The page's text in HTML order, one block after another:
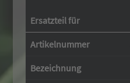
Ersatzteil für
Artikelnummer
Bezeichnung